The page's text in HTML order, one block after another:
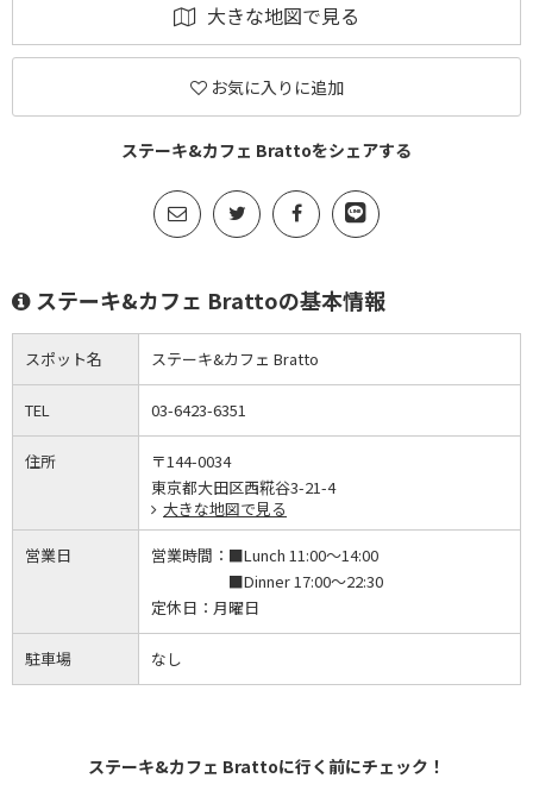
大きな地図で見る
お気に入りに追加
ステーキ&カフェ Brattoをシェアする
ステーキ&カフェ Brattoの基本情報
スポット名 ステーキ&カフェ Bratto
TEL 03-6423-6351
住所
〒144-0034
東京都大田区西糀谷3-21-4
大きな地図で見る
営業日 営業時間： ■Lunch 11:00～14:00
■Dinner 17:00～22:30
定休日： 月曜日
駐車場 なし
ステーキ&カフェ Brattoに行く前にチェック！